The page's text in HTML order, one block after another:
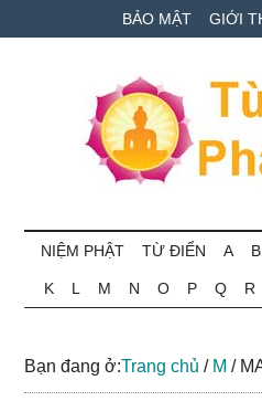
to
to
qua
BẢO MẬT GIỚI
Từ
điển
Phật
học
ngữ
NIỆM PHẬT TỪ ĐIỂN A B
K L M N O P Q R
Bạn đang ở:Trang chủ / M /